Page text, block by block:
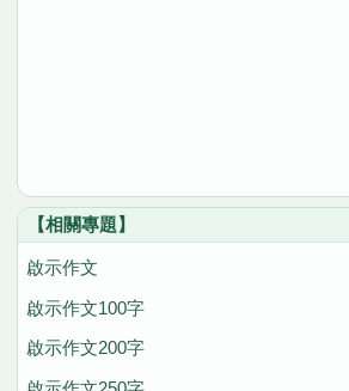
【相關專題】
啟示作文
啟示作文100字
啟示作文200字